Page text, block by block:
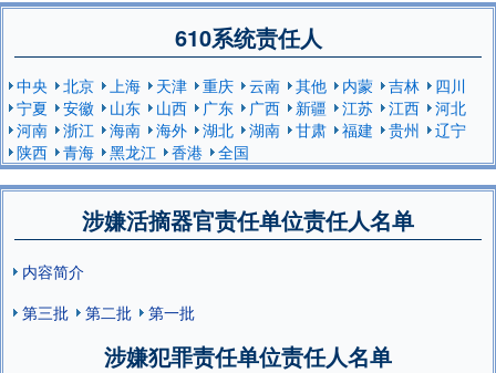
610系统责任人
中央 北京 上海 天津 重庆 云南 其他 内蒙 吉林
四川
宁夏
安徽 山东 山西 广东 广西 新疆 江苏 江西
河北
河南
浙江 海南 海外 湖北 湖南 甘肃 福建 贵州
辽宁
陕西
青海 黑龙江 香港 全国
涉嫌活摘器官责任单位责任人名单
内容简介
第三批
第二批 第一批
涉嫌犯罪责任单位责任人名单